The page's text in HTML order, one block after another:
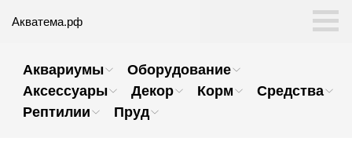
Акватема.рф
Аквариумы
Оборудование
Аксессуары
Декор Корм
Средства
Рептилии
Пруд